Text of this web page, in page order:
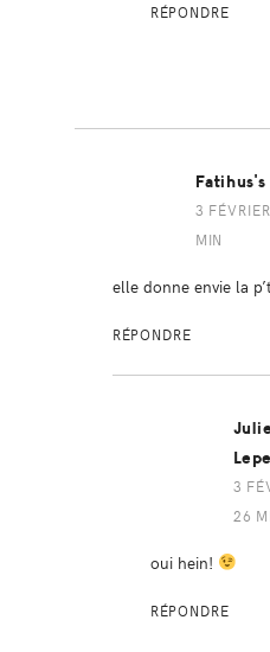
RÉPONDRE
3
MIN
elle donne envie la
RÉPONDRE
Julie
3
26
oui hein!
RÉPONDRE